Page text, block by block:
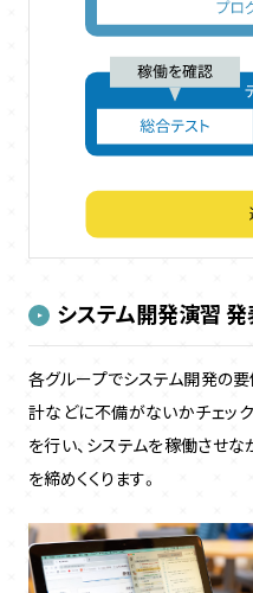
システム開発演習
各グループでシステム開発の
計などに不備がないかチェッ
を行い、システムを稼働させな
を締めくくります。